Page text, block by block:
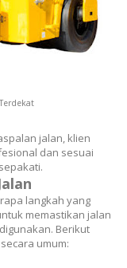
jalan, klien
dan sesuai
langkah yang
memastikan jalan
Berikut
umum: